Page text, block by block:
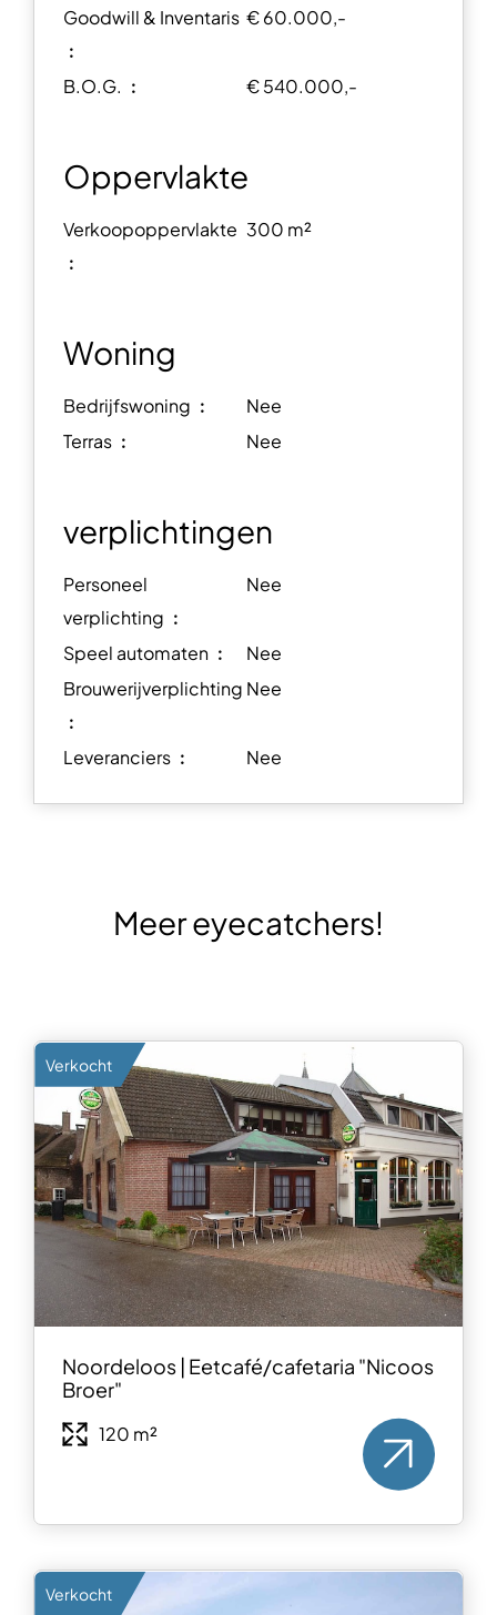
Goodwill & Inventaris
︰
€ 60.000,-
B.O.G. ︰ € 540.000,-
Oppervlakte
Verkoopoppervlakte
︰
300 m²
Woning
Bedrijfswoning ︰
Nee
Terras ︰
Nee
verplichtingen
Personeel
verplichting ︰
Nee
Speel automaten ︰
Nee
Brouwerijverplichting
︰
Nee
Leveranciers ︰ Nee
Meer eyecatchers!
Verkocht
Noordeloos | Eetcafé/cafetaria "Nicoos
Broer"
120 m²
Verkocht